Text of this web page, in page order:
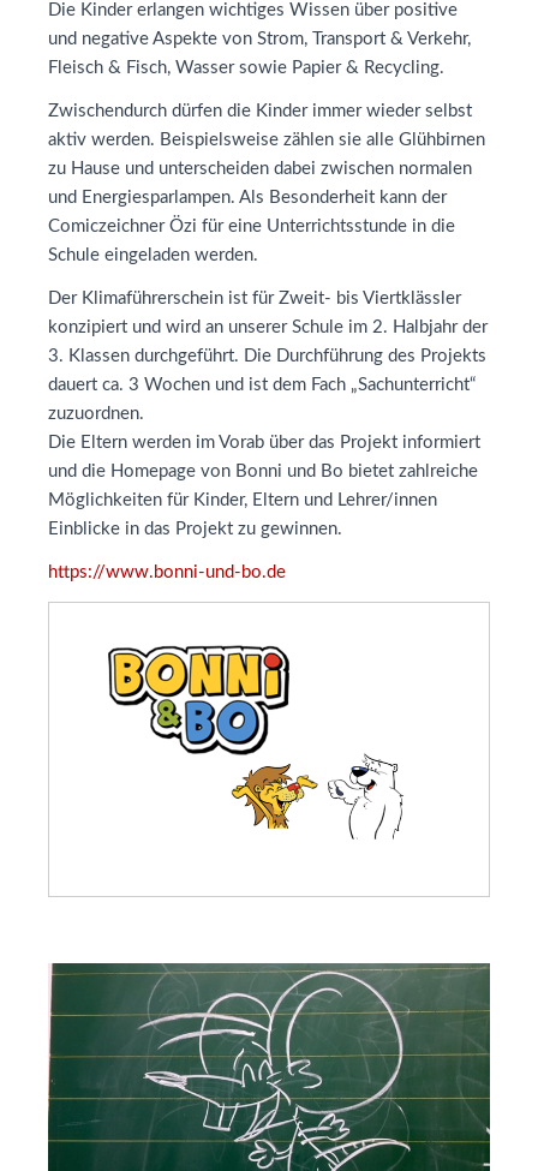
Die Kinder erlangen wichtiges Wissen über positive
und negative Aspekte von Strom, Transport & Verkehr,
Fleisch & Fisch, Wasser sowie Papier & Recycling.
Zwischendurch dürfen die Kinder immer wieder selbst
aktiv werden. Beispielsweise zählen sie alle Glühbirnen
zu Hause und unterscheiden dabei zwischen normalen
und Energiesparlampen. Als Besonderheit kann der
Comiczeichner Özi für eine Unterrichtsstunde in die
Schule eingeladen werden.
Der Klimaführerschein ist für Zweit- bis Viertklässler
konzipiert und wird an unserer Schule im 2. Halbjahr der
3. Klassen durchgeführt. Die Durchführung des Projekts
dauert ca. 3 Wochen und ist dem Fach „Sachunterricht“
zuzuordnen.
Die Eltern werden im Vorab über das Projekt informiert
und die Homepage von Bonni und Bo bietet zahlreiche
Möglichkeiten für Kinder, Eltern und Lehrer/innen
Einblicke in das Projekt zu gewinnen.
https://www.bonni-und-bo.de